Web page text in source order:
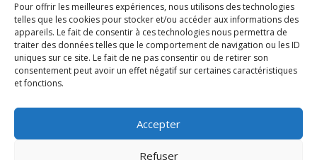
Pour offrir les meilleures expériences, nous utilisons des technologies
telles que les cookies pour stocker et/ou accéder aux informations des
appareils. Le fait de consentir à ces technologies nous permettra de
traiter des données telles que le comportement de navigation ou les ID
uniques sur ce site. Le fait de ne pas consentir ou de retirer son
consentement peut avoir un effet négatif sur certaines caractéristiques
et fonctions.
Accepter
Refuser
Les vendredis : de 8h à 12h.
© 2026 Mairie de Tuchan | Site Internet réalisé
Mentions légales & Crédits–RGPD Protection
des données